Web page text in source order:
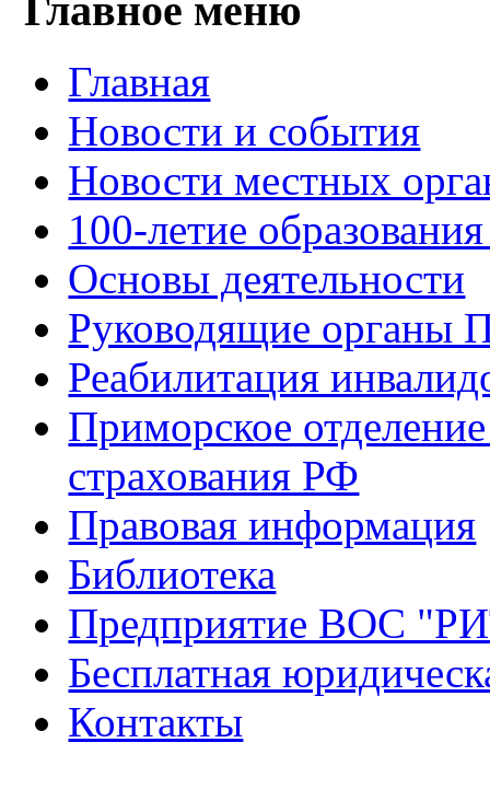
Главное меню
Главная
Новости и события
Новости местных
100-летие
Основы деятельности
Руководящие органы
Реабилитация
Приморское
страхования РФ
Правовая информация
Библиотека
Предприятие ВОС
Бесплатная
Контакты